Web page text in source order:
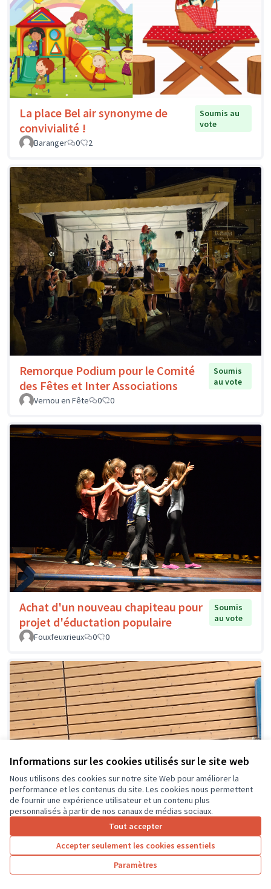
Informations sur les cookies utilisés sur le site web
Nous utilisons des cookies sur notre site Web pour améliorer la
performance et les contenus du site. Les cookies nous permettent
de fournir une expérience utilisateur et un contenu plus
personnalisés à partir de nos canaux de médias sociaux.
Tout accepter
Accepter seulement les cookies essentiels
Paramètres
La place Bel air synonyme de
convivialité !
Soumis au
vote
Baranger
0 2
Remorque Podium pour le Comité
des Fêtes et Inter Associations
Soumis
au vote
Vernou en Fête
0 0
Achat d'un nouveau chapiteau pour
projet d'éductation populaire
Soumis
au vote
Fouxfeuxrieux
0 0